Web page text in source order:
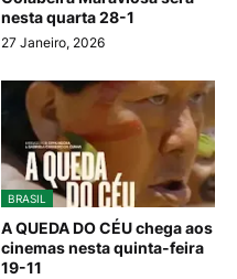
nesta quarta 28-1
27 Janeiro, 2026
BRASIL
A QUEDA DO CÉU chega aos
cinemas nesta quinta-feira
19-11